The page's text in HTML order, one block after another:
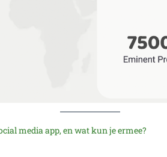
media app, en wat kun je ermee?